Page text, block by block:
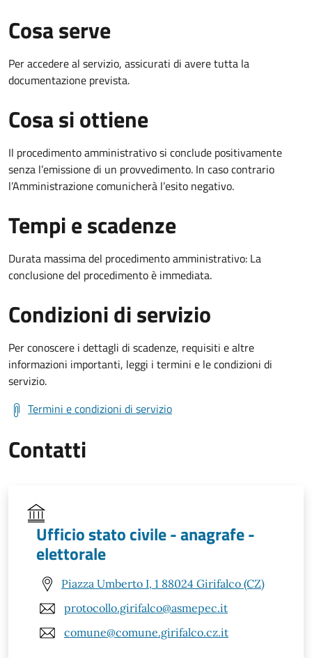
Cosa serve
Per accedere al servizio, assicurati di avere tutta la
documentazione prevista.
Cosa si ottiene
Il procedimento amministrativo si conclude positivamente
senza l’emissione di un provvedimento. In caso contrario
l’Amministrazione comunicherà l’esito negativo.
Tempi e scadenze
Durata massima del procedimento amministrativo: La
conclusione del procedimento è immediata.
Condizioni di servizio
Per conoscere i dettagli di scadenze, requisiti e altre
informazioni importanti, leggi i termini e le condizioni di
servizio.
Termini e condizioni di servizio
Contatti
Ufficio stato civile - anagrafe -
elettorale
Piazza Umberto I, 1 88024 Girifalco (CZ)
protocollo.girifalco@asmepec.it
comune@comune.girifalco.cz.it